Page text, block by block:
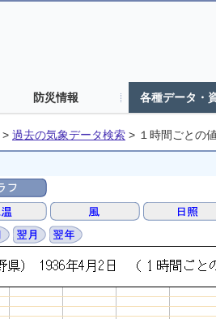
防災情報 各種データ・
> 過去の気象データ検索 > １時間ごとの